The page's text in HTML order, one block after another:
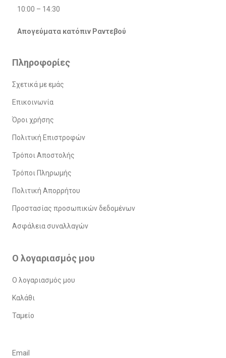
10:00 – 14:30
Απογεύματα κατόπιν Ραντεβού
Πληροφορίες
Σχετικά με εμάς
Επικοινωνία
Όροι χρήσης
Πολιτική Επιστροφών
Τρόποι Αποστολής
Τρόποι Πληρωμής
Πολιτική Απορρήτου
Προστασίας προσωπικών δεδομένων
Ασφάλεια συναλλαγών
Ο λογαριασμός μου
Ο λογαριασμός μου
Καλάθι
Ταμείο
Email